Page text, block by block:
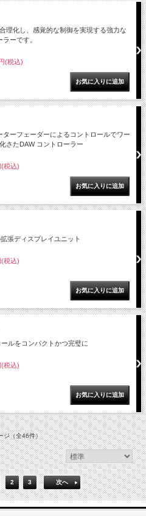
理化し、感覚的な制御を実現する強力な
ーです。
(税込)
ターフェーダーによるコントロールでワー
さたDAW コントローラー
税込)
張ディスプレイユニット
税込)
ルをコンパクトかつ完璧に
税込)
ジ（全46件）
2 3 次へ